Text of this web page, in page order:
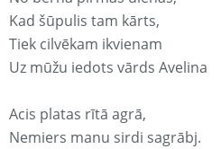
Kad šūpulis tam kārts,
Tiek cilvēkam ikvienam
Uz mūžu iedots vārds Avelina
Acis platas rītā agrā,
Nemiers manu sirdi sagrābj.